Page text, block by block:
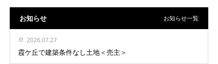
お知らせ お知らせ一覧
2026.07.27
霞ケ丘で建築条件なし土地＜売主＞